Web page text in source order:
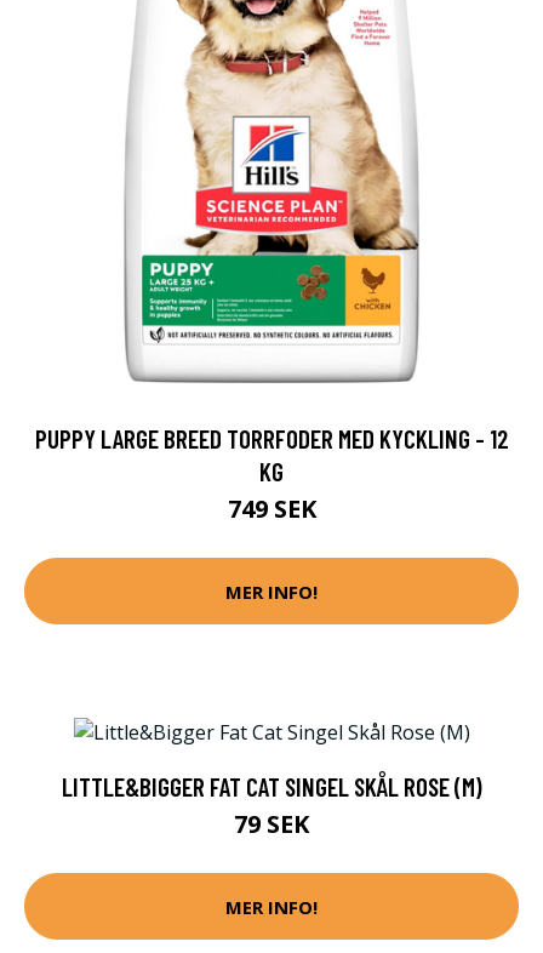
PUPPY LARGE BREED TORRFODER MED KYCKLING - 12
KG
749 SEK
MER INFO!
LITTLE&BIGGER FAT CAT SINGEL SKÅL ROSE (M)
79 SEK
MER INFO!